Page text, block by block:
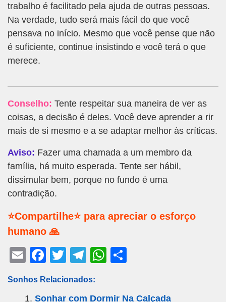
trabalho é facilitado pela ajuda de outras pessoas.
Na verdade, tudo será mais fácil do que você
pensava no início. Mesmo que você pense que não
é suficiente, continue insistindo e você terá o que
merece.
Conselho: Tente respeitar sua maneira de ver as
coisas, a decisão é deles. Você deve aprender a rir
mais de si mesmo e a se adaptar melhor às críticas.
Aviso: Fazer uma chamada a um membro da
família, há muito esperada. Tente ser hábil,
dissimular bem, porque no fundo é uma
contradição.
⭐Compartilhe⭐ para apreciar o esforço
humano 🙏
E
ail
F
c
T
tt
T
e
W
Sonhos Relacionados:
Sonhar com Dormir Na Calçada